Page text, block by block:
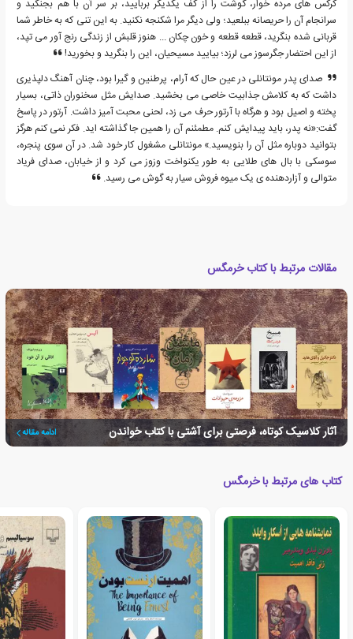
کرکس های مرده خوار، گوشت را از کف یکدیگر بربایید، بر سر آن با هم بجنگید و
سرانجام آن را حریصانه ببلعید؛ ولی دیگر مرا شکنجه نکنید. به این تنی که به خاطر شما
قربانی شده بنگرید، قطعه قطعه و خون چکان ... هنوز قلبش از زندگی رنج آور می تپد،
از این احتضار جگرسوز می لرزد؛ بیایید مسیحیان، این را بنگرید و بخورید!
صدای پدر مونتانلی در عین حال که آرام، پرطنین و گیرا بود، چنان آهنگ دلپذیری
داشت که به کلامش جذابیت خاصی می بخشید. صدایش مثل سخنوران ذاتی، بسیار
پخته و اصیل بود و هرگاه با آرتور حرف می زد، لحنی محبت آمیز داشت. آرتور در پاسخ
گفت:«نه پدر، باید پیدایش کنم. مطمئنم آن را همین جا گذاشته اید. فکر نمی کنم هرگز
بتوانید دوباره مثل آن را بنویسید.» مونتانلی مشغول کار خود شد. در آن سوی پنجره،
سوسکی با بال های طلایی به طور یکنواخت وزوز می کرد و از خیابان، صدای فریاد
متوالی و آزاردهنده ی یک میوه فروش سیار به گوش می رسید.
مقالات مرتبط با کتاب خرمگس
آثار کلاسیک کوتاه، فرصتی برای آشتی با کتاب خواندن ادامه مقاله
کتاب های مرتبط با خرمگس